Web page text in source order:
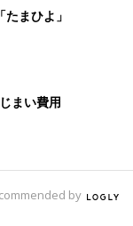
ないのですね。新
参加」「家事参
。それは個々の
はないと思います
て言葉でねぎらう
まひよ」
まい費用
by